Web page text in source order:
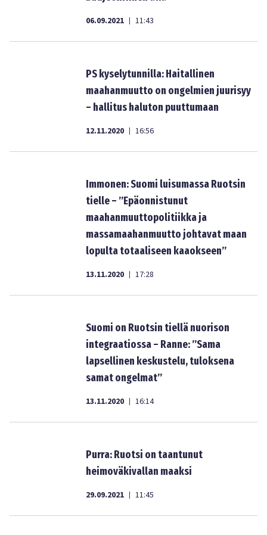
06.09.2021 | 11:43
PS kyselytunnilla: Haitallinen
maahanmuutto on ongelmien juurisyy
– hallitus haluton puuttumaan
12.11.2020 | 16:56
Immonen: Suomi luisumassa Ruotsin
tielle – ”Epäonnistunut
maahanmuuttopolitiikka ja
massamaahanmuutto johtavat maan
lopulta totaaliseen kaaokseen”
13.11.2020 | 17:28
Suomi on Ruotsin tiellä nuorison
integraatiossa – Ranne: ”Sama
lapsellinen keskustelu, tuloksena
samat ongelmat”
13.11.2020 | 16:14
Purra: Ruotsi on taantunut
heimoväkivallan maaksi
29.09.2021 | 11:45